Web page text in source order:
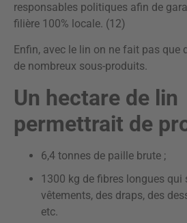
responsables politiques afin de
filière 100% locale. (12)
Enfin, avec le lin on ne fait pas que
de nombreux sous-produits.
Un hectare de lin
permettrait de
6,4 tonnes de paille brute ;
1300 kg de fibres longues qui
vêtements, des draps, des
etc.